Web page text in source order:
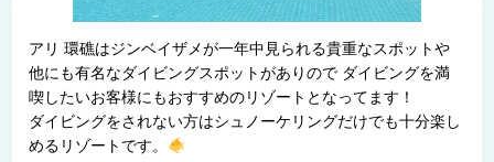
アリ 環礁はジンベイザメが一年中見られる貴重なスポットや
他にも有名なダイビングスポットがありので ダイビングを満
喫したいお客様にもおすすめのリゾートとなってます！
ダイビングをされない方はシュノーケリングだけでも十分楽し
めるリゾートです。